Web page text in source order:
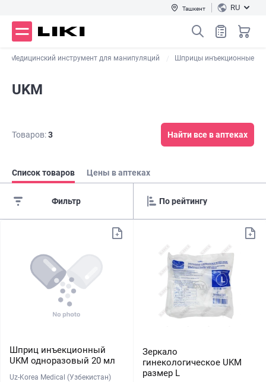
Ташкент RU
Медицинский инструмент для манипуляций Шприцы инъекционные
UKM
Товаров:3 Найти все в аптеках
Список товаров Цены в аптеках
Фильтр
Шприц инъекционный
UKM одноразовый 20 мл
Uz-Korea Medical (Узбекистан)
Зеркало
гинекологическое UKM
размер L